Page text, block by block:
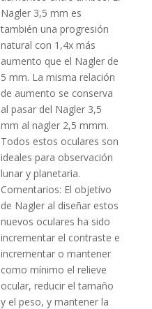
Nagler 3,5 mm es
también una progresión
natural con 1,4x más
aumento que el Nagler de
5 mm. La misma relación
de aumento se conserva
al pasar del Nagler 3,5
mm al nagler 2,5 mmm.
Todos estos oculares son
ideales para observación
lunar y planetaria.
Comentarios: El objetivo
de Nagler al diseñar estos
nuevos oculares ha sido
incrementar el contraste e
incrementar o mantener
como mínimo el relieve
ocular, reducir el tamaño
y el peso, y mantener la